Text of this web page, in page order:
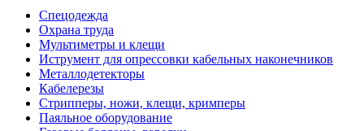
Спецодежда
Охрана труда
Мультиметры и клещи
Иструмент для опрессовки кабельных наконечников
Металлодетекторы
Кабелерезы
Стрипперы, ножи, клещи, кримперы
Паяльное оборудование